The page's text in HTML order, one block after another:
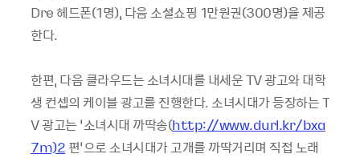
Dre 헤드폰(1명), 다음 소셜쇼핑 1만원권(300명)을 제공
한다.
한편, 다음 클라우드는 소녀시대를 내세운 TV 광고와 대학
생 컨셉의 케이블 광고를 진행한다. 소녀시대가 등장하는 T
V 광고는 ‘소녀시대 까딱송(http://www.durl.kr/bxa
7m)2 편’으로 소녀시대가 고개를 까딱거리며 직접 노래